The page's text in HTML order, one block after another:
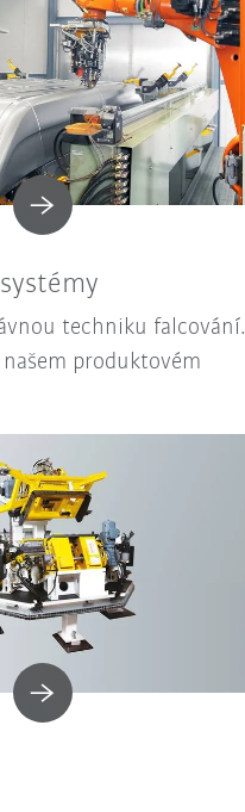
techniku falcování.
produktovém